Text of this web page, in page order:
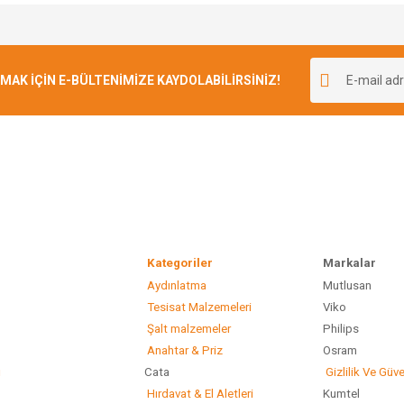
İÇİN E-BÜLTENİMİZE KAYDOLABİLİRSİNİZ!
Kategoriler
Aydınlatma Mutlusan
Tesisat Malzemeleri Viko
Şalt malzemeler
Anahtar & Priz Osram
Cata
Gizlilik Ve
Hırdavat & El Aletleri
Kumtel